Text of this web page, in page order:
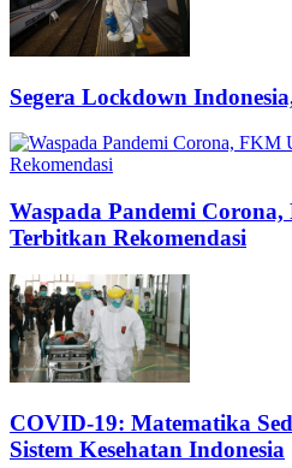
Segera Lockdown
Waspada Pandemi
Terbitkan Rekomendasi
COVID-19: Matematika
Sistem Kesehatan Indonesia